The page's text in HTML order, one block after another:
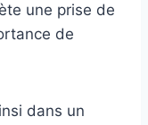
une prise de
de
dans un